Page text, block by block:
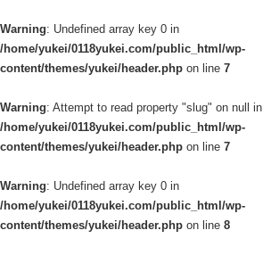
Warning: Undefined array key 0 in
/home/yukei/0118yukei.com/public_html/wp-
content/themes/yukei/header.php on line 7
Warning: Attempt to read property "slug" on null in
/home/yukei/0118yukei.com/public_html/wp-
content/themes/yukei/header.php on line 7
Warning: Undefined array key 0 in
/home/yukei/0118yukei.com/public_html/wp-
content/themes/yukei/header.php on line 8